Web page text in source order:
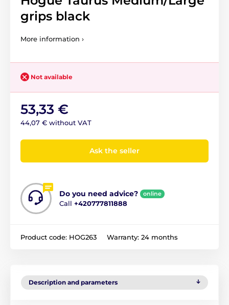
grips black
More information ›
Not available
53,33 €
44,07 € without VAT
Ask the seller
Do you need advice? online
Call +420777811888
Product code: HOG263 Warranty: 24 months
Description and parameters